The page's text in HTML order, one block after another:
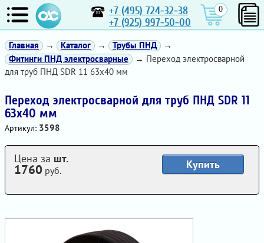
+7 (495) 724-32-38
+7 (925) 997-50-00
0
Главная → Каталог → Трубы ПНД
→
Фитинги ПНД электросварные
→ Переход электросварной
для труб ПНД SDR 11 63х40 мм
Переход электросварной для труб ПНД SDR 11
63х40 мм
Артикул: 3598
Купить
Цена за шт.
1760 руб.